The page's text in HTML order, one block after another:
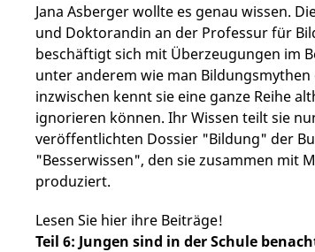
Jana Asberger wollte es genau wissen.
und Doktorandin an der Professur für
beschäftigt sich mit Überzeugungen im
unter anderem wie man
inzwischen kennt sie eine ganze Reihe
ignorieren können. Ihr Wissen teilt sie
veröffentlichten Dossier "Bildung" der
"Besserwissen", den sie zusammen mit
produziert.
Lesen Sie hier ihre Beiträge!
Teil 6: Jungen sind in der Schule